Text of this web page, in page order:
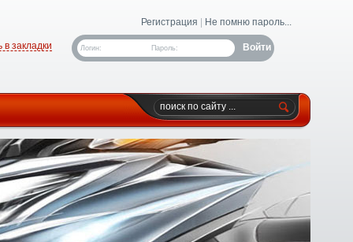
Регистрация Не помню пароль...
Логин: Пароль:
в закладки